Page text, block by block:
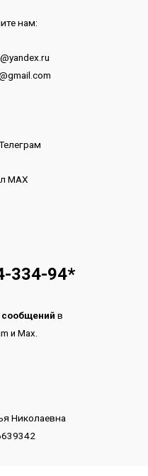
нам:
МАХ
334-94*
сообщений в
и Max.
Николаевна